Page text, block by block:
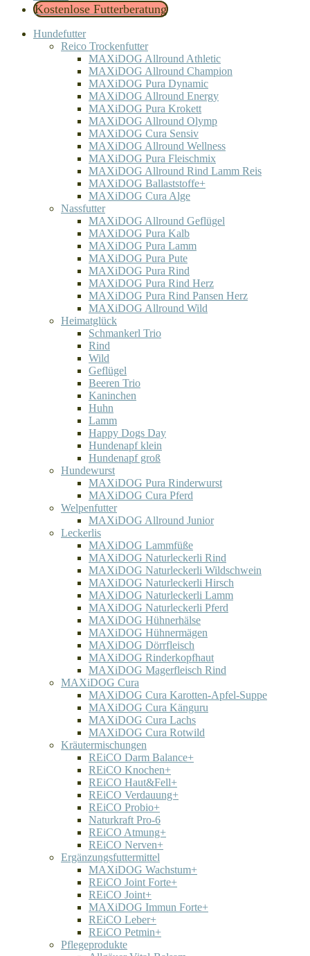
Kostenlose Futterberatung
Hundefutter
Reico Trockenfutter
MAXiDOG Allround Athletic
MAXiDOG Allround Champion
MAXiDOG Pura Dynamic
MAXiDOG Allround Energy
MAXiDOG Pura Krokett
MAXiDOG Allround Olymp
MAXiDOG Cura Sensiv
MAXiDOG Allround Wellness
MAXiDOG Pura Fleischmix
MAXiDOG Allround Rind Lamm Reis
MAXiDOG Ballaststoffe+
MAXiDOG Cura Alge
Nassfutter
MAXiDOG Allround Geflügel
MAXiDOG Pura Kalb
MAXiDOG Pura Lamm
MAXiDOG Pura Pute
MAXiDOG Pura Rind
MAXiDOG Pura Rind Herz
MAXiDOG Pura Rind Pansen Herz
MAXiDOG Allround Wild
Heimatglück
Schmankerl Trio
Rind
Wild
Geflügel
Beeren Trio
Kaninchen
Huhn
Lamm
Happy Dogs Day
Hundenapf klein
Hundenapf groß
Hundewurst
MAXiDOG Pura Rinderwurst
MAXiDOG Cura Pferd
Welpenfutter
MAXiDOG Allround Junior
Leckerlis
MAXiDOG Lammfüße
MAXiDOG Naturleckerli Rind
MAXiDOG Naturleckerli Wildschwein
MAXiDOG Naturleckerli Hirsch
MAXiDOG Naturleckerli Lamm
MAXiDOG Naturleckerli Pferd
MAXiDOG Hühnerhälse
MAXiDOG Hühnermägen
MAXiDOG Dörrfleisch
MAXiDOG Rinderkopfhaut
MAXiDOG Magerfleisch Rind
MAXiDOG Cura
MAXiDOG Cura Karotten-Apfel-Suppe
MAXiDOG Cura Känguru
MAXiDOG Cura Lachs
MAXiDOG Cura Rotwild
Kräutermischungen
REiCO Darm Balance+
REiCO Knochen+
REiCO Haut&Fell+
REiCO Verdauung+
REiCO Probio+
Naturkraft Pro-6
REiCO Atmung+
REiCO Nerven+
Ergänzungsfuttermittel
MAXiDOG Wachstum+
REiCO Joint Forte+
REiCO Joint+
MAXiDOG Immun Forte+
REiCO Leber+
REiCO Petmin+
Pflegeprodukte